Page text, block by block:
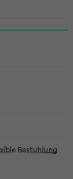
Bestuhlung